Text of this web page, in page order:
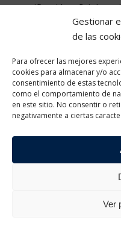
Gestionar
de las
Para ofrecer las mejores
cookies para almacenar y/o
consentimiento de estas
como el comportamiento de
en este sitio. No consentir o
negativamente a ciertas
Ver
certificación oficial en
que buscan mejorar
ámbitos con mayor
Este caso de éxito fue
elPUE Academy Day
sesión